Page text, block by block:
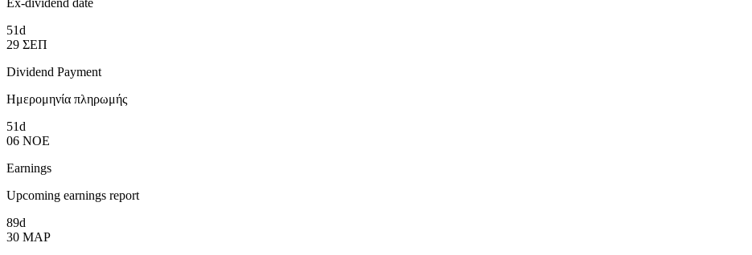
Ex-dividend date
51d
29 ΣΕΠ
Dividend Payment
Ημερομηνία πληρωμής
51d
06 ΝΟΕ
Earnings
Upcoming earnings report
89d
30 ΜΑΡ